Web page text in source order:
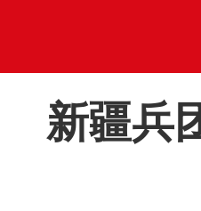
新疆兵